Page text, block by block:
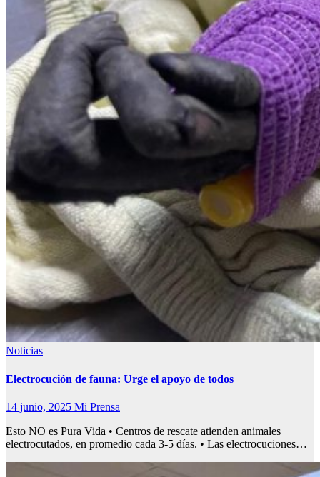
Noticias
Electrocución de fauna: Urge el apoyo de todos
14 junio, 2025 Mi Prensa
Esto NO es Pura Vida • Centros de rescate atienden animales
electrocutados, en promedio cada 3-5 días. • Las electrocuciones…